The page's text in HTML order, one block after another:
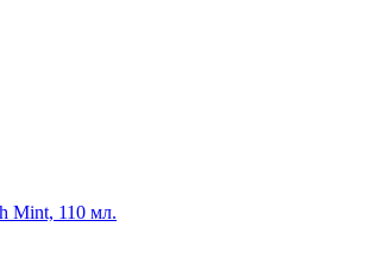
Mint, 110 мл.